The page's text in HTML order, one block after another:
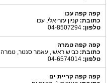
קפה קפה עכו
כתובת: קניון עזריאלי, עכו
טלפון:
קפה קפה טמרה
כתובת: כביש ראשי, עאמר סנטר, טמרה
טלפון:
קפה קפה קריית ים